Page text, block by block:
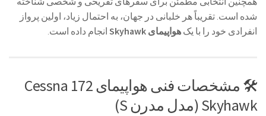
شده است. تقریباً هر خلبانی در جهان، به احتمال زیاد، اولین پرواز
انفرادی خود را با یک هواپیمای Skyhawk انجام داده است.
🛠️ مشخصات فنی هواپیمای Cessna 172
Skyhawk (مدل مدرن S)